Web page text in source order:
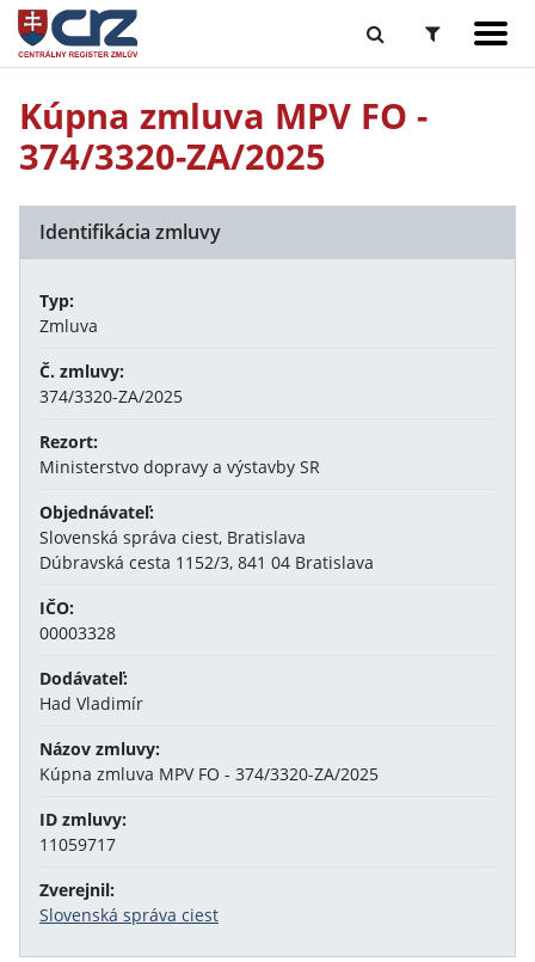
Kúpna zmluva MPV FO -
374/3320-ZA/2025
Identifikácia zmluvy
Typ:
Zmluva
Č. zmluvy:
374/3320-ZA/2025
Rezort:
Ministerstvo dopravy a výstavby SR
Objednávateľ:
Slovenská správa ciest, Bratislava
Dúbravská cesta 1152/3, 841 04 Bratislava
IČO:
00003328
Dodávateľ:
Had Vladimír
Názov zmluvy:
Kúpna zmluva MPV FO - 374/3320-ZA/2025
ID zmluvy:
11059717
Zverejnil:
Slovenská správa ciest